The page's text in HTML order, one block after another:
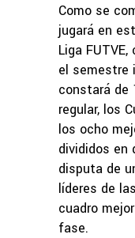
Como se
jugará en
Liga
el semestre
constará de
regular, los
los ocho
divididos en
disputa de
líderes de
cuadro
fase.